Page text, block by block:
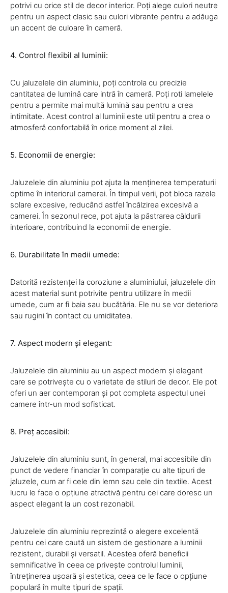
potrivi cu orice stil de decor interior. Poți alege culori neutre
pentru un aspect clasic sau culori vibrante pentru a adăuga
un accent de culoare în cameră.
4. Control flexibil al luminii:
Cu jaluzelele din aluminiu, poți controla cu precizie
cantitatea de lumină care intră în cameră. Poți roti lamelele
pentru a permite mai multă lumină sau pentru a crea
intimitate. Acest control al luminii este util pentru a crea o
atmosferă confortabilă în orice moment al zilei.
5. Economii de energie:
Jaluzelele din aluminiu pot ajuta la menținerea temperaturii
optime în interiorul camerei. În timpul verii, pot bloca razele
solare excesive, reducând astfel încălzirea excesivă a
camerei. În sezonul rece, pot ajuta la păstrarea căldurii
interioare, contribuind la economii de energie.
6. Durabilitate în medii umede:
Datorită rezistenței la coroziune a aluminiului, jaluzelele din
acest material sunt potrivite pentru utilizare în medii
umede, cum ar fi baia sau bucătăria. Ele nu se vor deteriora
sau rugini în contact cu umiditatea.
7. Aspect modern și elegant:
Jaluzelele din aluminiu au un aspect modern și elegant
care se potrivește cu o varietate de stiluri de decor. Ele pot
oferi un aer contemporan și pot completa aspectul unei
camere într-un mod sofisticat.
8. Preț accesibil:
Jaluzelele din aluminiu sunt, în general, mai accesibile din
punct de vedere financiar în comparație cu alte tipuri de
jaluzele, cum ar fi cele din lemn sau cele din textile. Acest
lucru le face o opțiune atractivă pentru cei care doresc un
aspect elegant la un cost rezonabil.
Jaluzelele din aluminiu reprezintă o alegere excelentă
pentru cei care caută un sistem de gestionare a luminii
rezistent, durabil și versatil. Acestea oferă beneficii
semnificative în ceea ce privește controlul luminii,
întreținerea ușoară și estetica, ceea ce le face o opțiune
populară în multe tipuri de spații.